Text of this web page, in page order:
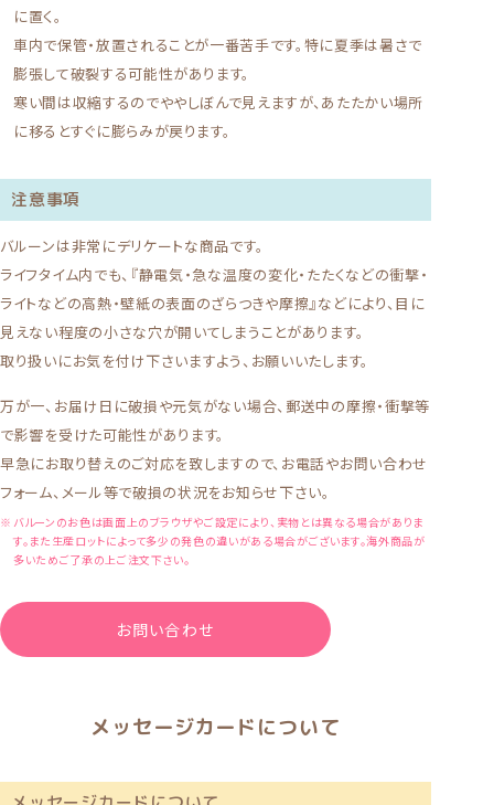
に置く。
車内で保管・放置されることが一番苦手です。特に夏季は暑さで
膨張して破裂する可能性があります。
寒い間は収縮するのでややしぼんで見えますが、あたたかい場所
に移るとすぐに膨らみが戻ります。
注意事項
バルーンは非常にデリケートな商品です。
ライフタイム内でも、『静電気・急な温度の変化・たたくなどの衝撃・
ライトなどの高熱・壁紙の表面のざらつきや摩擦』などにより、目に
見えない程度の小さな穴が開いてしまうことがあります。
取り扱いにお気を付け下さいますよう、お願いいたします。
万が一、お届け日に破損や元気がない場合、郵送中の摩擦・衝撃等
で影響を受けた可能性があります。
早急にお取り替えのご対応を致しますので、お電話やお問い合わせ
フォーム、メール等で破損の状況をお知らせ下さい。
バルーンのお色は画面上のブラウザやご設定により、実物とは異なる場合がありま
す。また生産ロットによって多少の発色の違いがある場合がございます。海外商品が
多いためご了承の上ご注文下さい。
お問い合わせ
メッセージカードについて